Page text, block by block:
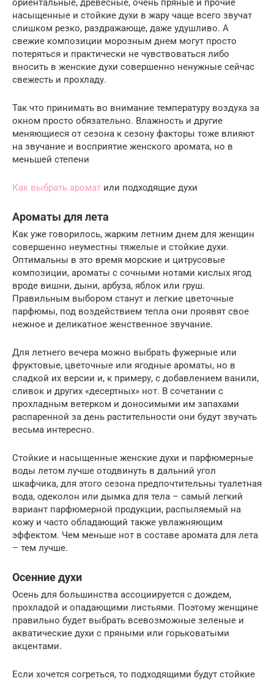
ориентальные, древесные, очень пряные и прочие
насыщенные и стойкие духи в жару чаще всего звучат
слишком резко, раздражающе, даже удушливо. А
свежие композиции морозным днем могут просто
потеряться и практически не чувствоваться либо
вносить в женские духи совершенно ненужные сейчас
свежесть и прохладу.
Так что принимать во внимание температуру воздуха за
окном просто обязательно. Влажность и другие
меняющиеся от сезона к сезону факторы тоже влияют
на звучание и восприятие женского аромата, но в
меньшей степени
Как выбрать аромат или подходящие духи
Ароматы для лета
Как уже говорилось, жарким летним днем для женщин
совершенно неуместны тяжелые и стойкие духи.
Оптимальны в это время морские и цитрусовые
композиции, ароматы с сочными нотами кислых ягод
вроде вишни, дыни, арбуза, яблок или груш.
Правильным выбором станут и легкие цветочные
парфюмы, под воздействием тепла они проявят свое
нежное и деликатное женственное звучание.
Для летнего вечера можно выбрать фужерные или
фруктовые, цветочные или ягодные ароматы, но в
сладкой их версии и, к примеру, с добавлением ванили,
сливок и других «десертных» нот. В сочетании с
прохладным ветерком и доносимыми им запахами
распаренной за день растительности они будут звучать
весьма интересно.
Стойкие и насыщенные женские духи и парфюмерные
воды летом лучше отодвинуть в дальний угол
шкафчика, для этого сезона предпочтительны туалетная
вода, одеколон или дымка для тела – самый легкий
вариант парфюмерной продукции, распыляемый на
кожу и часто обладающий также увлажняющим
эффектом. Чем меньше нот в составе аромата для лета
– тем лучше.
Осенние духи
Осень для большинства ассоциируется с дождем,
прохладой и опадающими листьями. Поэтому женщине
правильно будет выбрать всевозможные зеленые и
акватические духи с пряными или горьковатыми
акцентами.
Если хочется согреться, то подходящими будут стойкие